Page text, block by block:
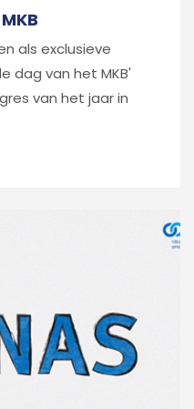
als exclusieve
dag van het MKB'
van het jaar in